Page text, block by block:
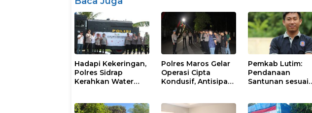
Hadapi Kekeringan,
Polres Sidrap
Kerahkan Water
Polres Maros Gelar
Operasi Cipta
Kondusif, Antisipasi
Masyarakat
Pemkab Lutim:
Pendanaan
Santunan sesuai